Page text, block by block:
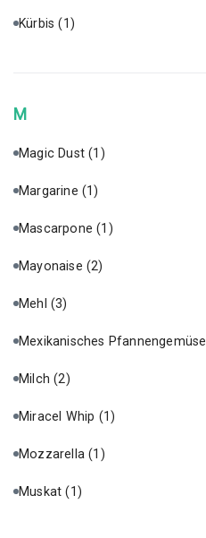
Kürbis(1)
M
Magic Dust(1)
Margarine (1)
Mascarpone(1)
Mayonaise (2)
Mehl (3)
Mexikanisches Pfannengemüse
Milch(2)
Miracel Whip (1)
Mozzarella(1)
Muskat(1)